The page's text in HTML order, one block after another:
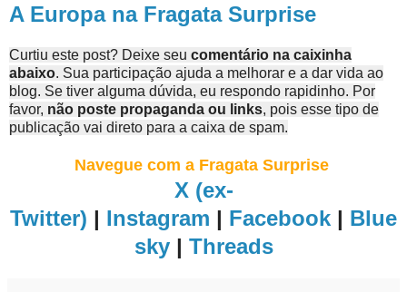
A Europa na Fragata Surprise
Curtiu este post? Deixe seu comentário na caixinha
abaixo. Sua participação ajuda a melhorar e a dar vida ao
blog. Se tiver alguma dúvida, eu respondo rapidinho. Por
favor, não poste propaganda ou links, pois esse tipo de
publicação vai direto para a caixa de spam.
Navegue com a Fragata Surprise
X (ex-
Twitter) | Instagram | Facebook | Blue
sky| Threads